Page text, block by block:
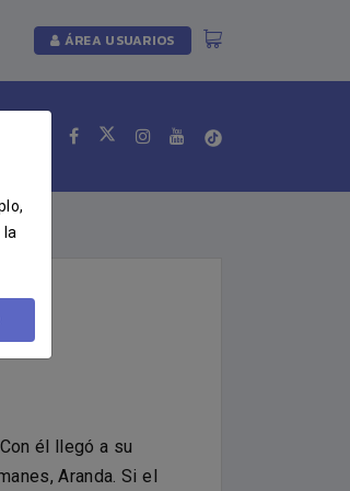
ÁREA USUARIOS
él llegó a su
Aranda. Si el